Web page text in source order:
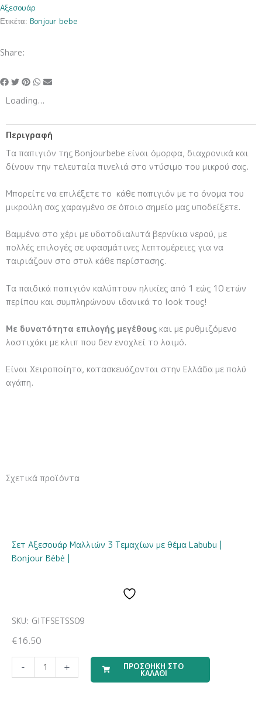
Αξεσουάρ
Ετικέτα: Bonjour bebe
Share:
Loading...
Περιγραφή
Τα παπιγιόν της Bonjourbebe είναι όμορφα, διαχρονικά και
δίνουν την τελευταία πινελιά στο ντύσιμο του μικρού σας.
Μπορείτε να επιλέξετε το κάθε παπιγιόν με το όνομα του
μικρούλη σας χαραγμένο σε όποιο σημείο μας υποδείξετε.
Βαμμένα στο χέρι με υδατοδιαλυτά βερνίκια νερού, με
πολλές επιλογές σε υφασμάτινες λεπτομέρειες για να
ταιριάζουν στο στυλ κάθε περίστασης.
Τα παιδικά παπιγιόν καλύπτουν ηλικίες από 1 εώς 10 ετών
περίπου και συμπληρώνουν ιδανικά το look τους!
Με δυνατότητα επιλογής μεγέθους και με ρυθμιζόμενο
λαστιχάκι με κλιπ που δεν ενοχλεί το λαιμό.
Είναι Χειροποίητα, κατασκευάζονται στην Ελλάδα με πολύ
αγάπη.
Σχετικά προϊόντα
Σετ Αξεσουάρ Μαλλιών 3 Τεμαχίων με θέμα Labubu |
Bonjour Bébé |
SKU: GITFSETSS09
€16.50
-
Boy
+ ΠΡΟΣΘΗΚΗ ΣΤΟ
ΚΑΛΑΘΙ